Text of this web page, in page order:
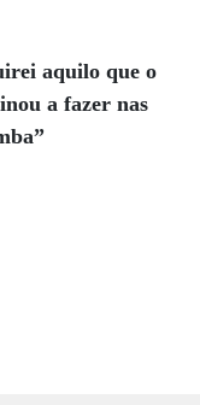
aquilo que o
a fazer nas